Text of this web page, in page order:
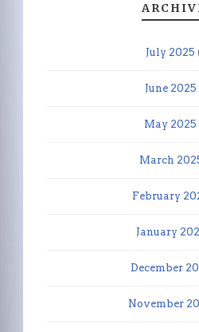
July 2025
June 2025
May 2025
March
February
January
December
November